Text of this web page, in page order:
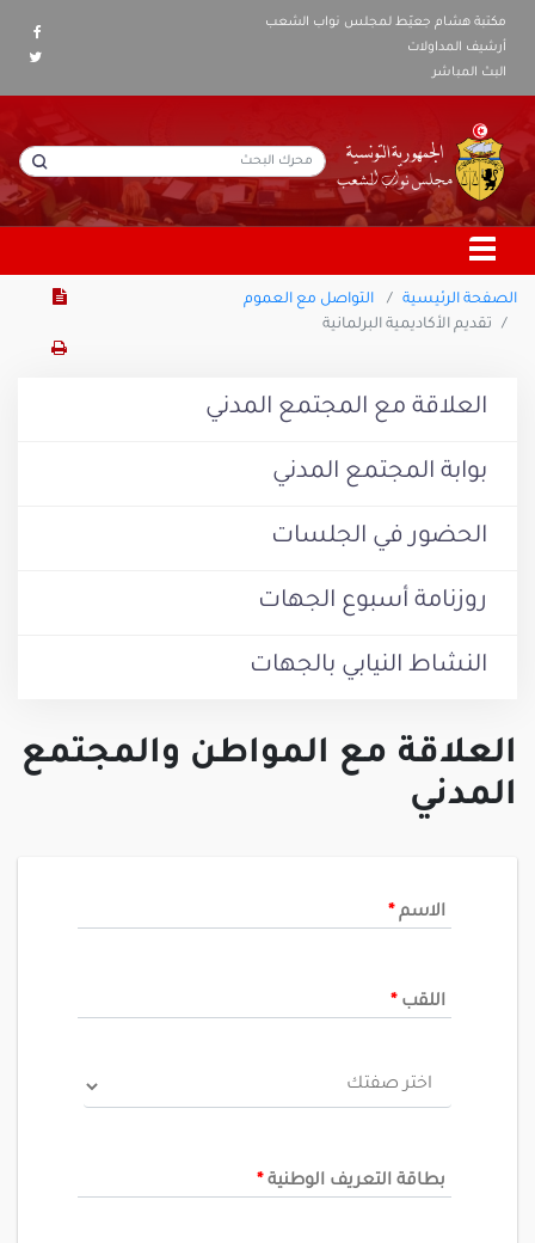
مكتبة هشام جعيّط لمجلس نواب الشعب
أرشيف المداولات
البث المباشر
الصفحة الرئيسية
التواصل مع العموم
تقديم الأكاديمية البرلمانية
العلاقة مع المجتمع المدني
بوابة المجتمع المدني
الحضور في الجلسات
روزنامة أسبوع الجهات
النشاط النيابي بالجهات
العلاقة مع المواطن والمجتمع
المدني
الاسم*
اللقب*
بطاقة التعريف الوطنية*